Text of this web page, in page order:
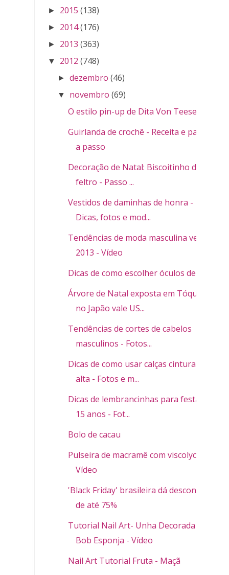
► 2015 (138)
► 2014(176)
► 2013 (363)
▼ 2012 (748)
►dezembro (46)
▼ novembro (69)
O estilo pin-up de Dita Von Teese
Guirlanda de crochê - Receita e passo
a passo
Decoração de Natal: Biscoitinho de
feltro - Passo ...
Vestidos de daminhas de honra -
Dicas, fotos e mod...
Tendências de moda masculina verão
2013 - Vídeo
Dicas de como escolher óculos de sol
Árvore de Natal exposta em Tóquio
no Japão vale US...
Tendências de cortes de cabelos
masculinos - Fotos...
Dicas de como usar calças cintura
alta - Fotos e m...
Dicas de lembrancinhas para festa de
15 anos - Fot...
Bolo de cacau
Pulseira de macramê com viscolycra -
Vídeo
'Black Friday' brasileira dá descontos
de até 75%
Tutorial Nail Art- Unha Decorada
Bob Esponja - Vídeo
Nail Art Tutorial Fruta - Maçã